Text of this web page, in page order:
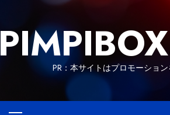
content
PR：本サイトはプロモーショ